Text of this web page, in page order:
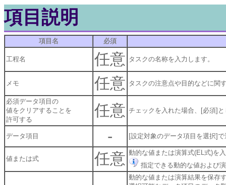
項目説明
項目名 必須
工程名 任意 タスクの名称を入力します。
メモ 任意 タスクの注意点や目的などに関
必須データ項目の
値をクリアすることを
許可する
任意 チェックを入れた場合、[必須]
データ項目 - [設定対象のデータ項目を選択]
値または式 任意 動的な値または演算式(EL式)を
指定できる動的な値および
動的な値または演算結果を保存